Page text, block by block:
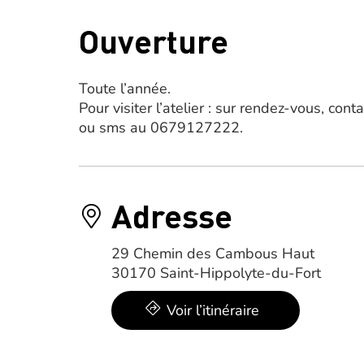
Ouverture
Toute l’année.
Pour visiter l’atelier : sur rendez-vous,
ou sms au 0679127222.
Adresse
29 Chemin des Cambous Haut
30170 Saint-Hippolyte-du-Fort
Voir l’itinéraire